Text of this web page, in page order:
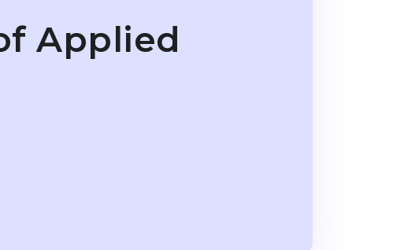
Applied